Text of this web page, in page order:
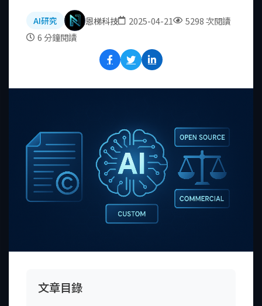
AI研究 恩梯科技 2025-04-21
5298 次閱讀
6 分鐘閱讀
文章目錄